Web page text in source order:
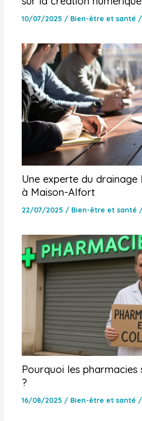
10/07/2025 / Bien-être et santé
Une experte du drainage
à Maison-Alfort
22/07/2025 / Bien-être et santé
Pourquoi les pharmacies
?
16/08/2025 / Bien-être et santé